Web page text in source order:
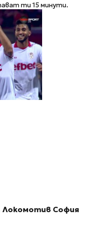
ти 15 минути.
Локомотив София